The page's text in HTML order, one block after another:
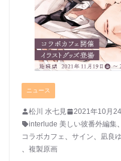
ニュース
松川 水七見
2021年10月
interlude 美しい彼番外編集、
コラボカフェ、 サイン、 凪良
、 複製原画